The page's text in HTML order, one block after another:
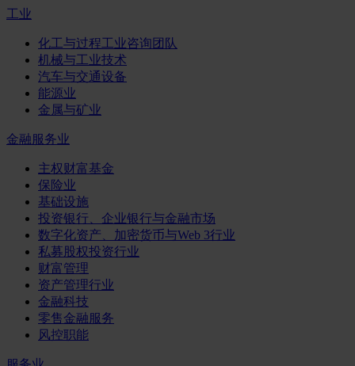
工业
化工与过程工业咨询团队
机械与工业技术
汽车与交通设备
能源业
金属与矿业
金融服务业
主权财富基金
保险业
基础设施
投资银行、企业银行与金融市场
数字化资产、加密货币与Web 3行业
私募股权投资行业
财富管理
资产管理行业
金融科技
零售金融服务
风控职能